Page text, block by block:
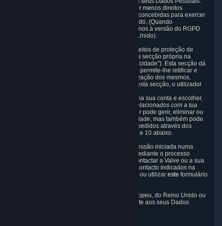
Embora outras jurisdições possam proporcionar menos direitos
estatutários, nós disponibilizamos ferramentas concebidas para exercer
tais direitos aos nossos clientes em todo o mundo. (Quando
mencionamos o RGPD nesta secção, referimo-nos à versão do RGPD
que se aplica ao utilizador na UE ou no Reino Unido).
Para que o utilizador possa exercer os seus direitos de proteção de
dados de uma forma simples, dispomos de uma secção própria na
página de suporte do Steam (o "Painel de privacidade"). Esta secção dá
ao utilizador acesso aos seus Dados Pessoais, permite-lhe retificar e
eliminar dados, se necessário, e opor-se à utilização dos mesmos,
quando considerar necessário. Para aceder a esta secção, o utilizador
, iniciar sessão na sua conta e escolher,
A minha conta -> Dados relacionados com a tua
. Na maioria dos casos, o utilizador pode gerir, eliminar ou
aceder a Dados Pessoais no Painel de privacidade, mas também pode
contactar a Valve relativamente a questões ou pedidos através dos
processos de contacto descritos nas secções 8 e 10 abaixo.
Enquanto visitante do website do Steam sem sessão iniciada numa
conta, o utilizador pode controlar os Cookies mediante o processo
descrito na secção 3.6 acima. Também pode contactar a Valve ou a sua
representante europeia através dos dados de contacto indicados na
secção 8 abaixo, para exercer os seus direitos, ou utilizareste formulário
Enquanto residente do Espaço Económico Europeu, do Reino Unido ou
da Suíça, tem os seguintes direitos relativamente aos seus Dados